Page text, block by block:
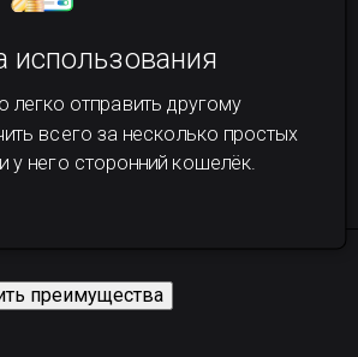
использования
отправить другому
всего за несколько простых
у него сторонний кошелёк.
преимущества